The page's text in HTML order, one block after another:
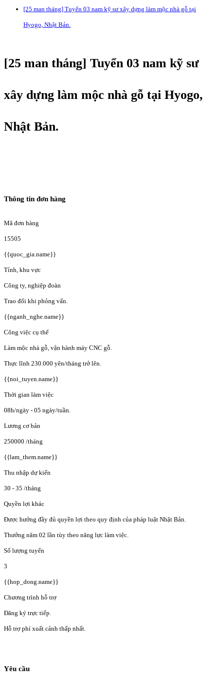
[25 man tháng] Tuyển 03 nam kỹ sư xây dựng làm mộc nhà gỗ tại
Hyogo, Nhật Bản.
[25 man tháng] Tuyển 03 nam kỹ sư
xây dựng làm mộc nhà gỗ tại Hyogo,
Nhật Bản.
Thông tin đơn hàng
Mã đơn hàng
15505
{{quoc_gia.name}}
Tỉnh, khu vực
Công ty, nghiệp đoàn
Trao đổi khi phỏng vấn.
{{nganh_nghe.name}}
Công việc cụ thể
Làm mộc nhà gỗ, vận hành máy CNC gỗ.
Thực lĩnh 230.000 yên/tháng trở lên.
{{noi_tuyen.name}}
Thời gian làm việc
08h/ngày - 05 ngày/tuần.
Lương cơ bản
250000 /tháng
{{lam_them.name}}
Thu nhập dự kiến
30 - 35 /tháng
Quyền lợi khác
Được hưởng đầy đủ quyền lợi theo quy định của pháp luật Nhật Bản.
Thưởng năm 02 lần tùy theo năng lực làm việc.
Số lượng tuyển
3
{{hop_dong.name}}
Chương trình hỗ trợ
Đăng ký trực tiếp.
Hỗ trợ phí xuất cảnh thấp nhất.
Yêu cầu